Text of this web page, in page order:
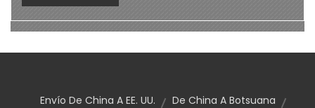
Envío De China A EE. UU.
De China A Botsuana